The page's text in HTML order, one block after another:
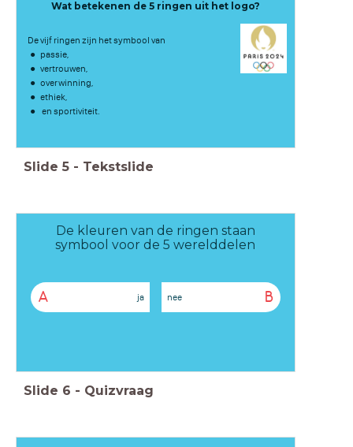
Wat betekenen de 5 ringen uit het logo?
De vijf ringen zijn het symbool van
passie,
vertrouwen,
overwinning,
ethiek,
en sportiviteit.
Slide 5 - Tekstslide
De kleuren van de ringen staan
symbool voor de 5 werelddelen
A ja B
nee
Slide 6 - Quizvraag